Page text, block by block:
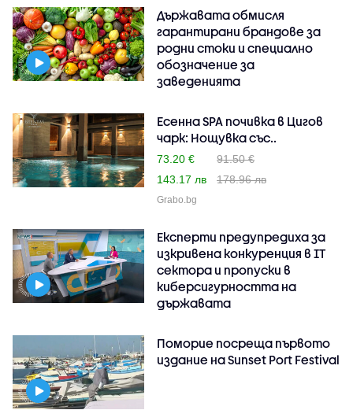
Държавата обмисля
гарантирани брандове за
родни стоки и специално
обозначение за
заведенията
Есенна SPA почивка в Цигов
чарк: Нощувка със..
73.20 €
91.50 €
143.17 лв
178.96 лв
Grabo.bg
Експерти предупредиха за
изкривена конкуренция в IT
сектора и пропуски в
киберсигурността на
държавата
Поморие посреща първото
издание на Sunset Port Festival